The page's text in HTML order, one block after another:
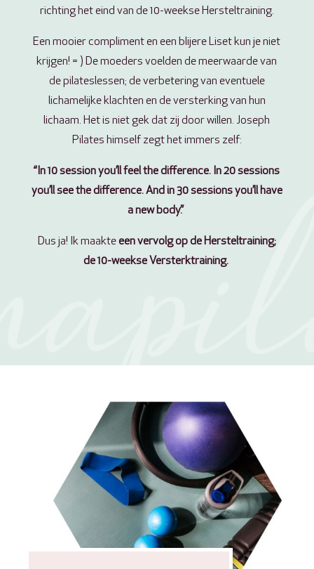
richting het eind van de 10-weekse Hersteltraining.
Een mooier compliment en een blijere Liset kun je niet
krijgen! = ) De moeders voelden de meerwaarde van
de pilateslessen; de verbetering van eventuele
lichamelijke klachten en de versterking van hun
lichaam. Het is niet gek dat zij door willen. Joseph
Pilates himself zegt het immers zelf:
“In 10 session you’ll feel the difference. In 20 sessions
you’ll see the difference. And in 30 sessions you’ll have
a new body.”
Dus ja! Ik maakteeen vervolg op de Hersteltraining;
de 10-weekse Versterktraining.